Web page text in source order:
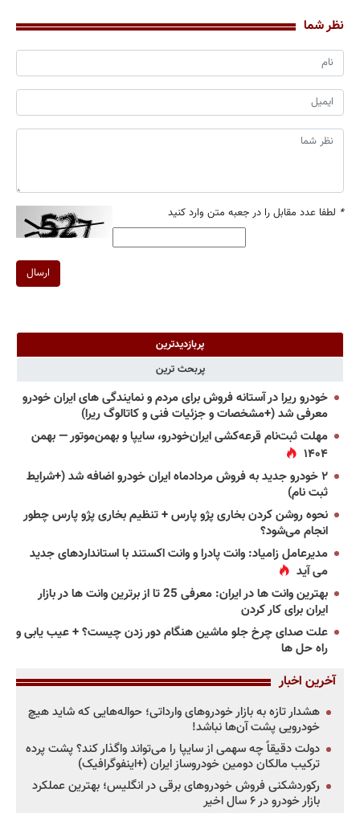
نظر شما
* لطفا عدد مقابل را در جعبه متن وارد کنید
ارسال
پربازدیدترین
پربحث ترین
خودرو ریرا در آستانه فروش برای مردم و نمایندگی های ایران خودرو
معرفی شد (+مشخصات و جزئیات فنی و کاتالوگ ریرا)
مهلت ثبت‌نام قرعه‌کشی ایران‌خودرو، سایپا و بهمن‌موتور — بهمن
۱۴۰۴
۲ خودرو جدید به فروش مردادماه ایران خودرو اضافه شد (+شرایط
ثبت نام)
نحوه روشن کردن بخاری پژو پارس + تنظیم بخاری پژو پارس چطور
انجام می‌شود؟
مدیرعامل زامیاد: وانت پادرا و وانت اکستند با استانداردهای جدید
می آید
بهترین وانت ها در ایران: معرفی 25 تا از برترین وانت ها در بازار
ایران برای کار کردن
علت صدای چرخ جلو ماشین هنگام دور زدن چیست؟ + عیب یابی و
راه حل ها
آخرین اخبار
هشدار تازه به بازار خودروهای وارداتی؛ حواله‌هایی که شاید هیچ
خودرویی پشت آن‌ها نباشد!
دولت دقیقاً چه سهمی از سایپا را می‌تواند واگذار کند؟ پشت پرده
ترکیب مالکان دومین خودروساز ایران (+اینفوگرافیک)
رکوردشکنی فروش خودروهای برقی در انگلیس؛ بهترین عملکرد
بازار خودرو در ۶ سال اخیر